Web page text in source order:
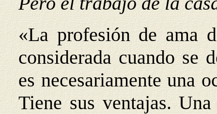
«La profesión de ama
considerada cuando se
es necesariamente una
Tiene sus ventajas.